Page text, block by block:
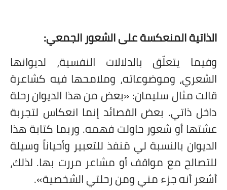
الذاتية المنعكسة على الشعور الجمعي:
وفيما يتعلّق بالدلالات النفسية، لديوانها
الشعري، وموضوعاته، وملامحها فيه كشاعرة
قالت مثال سليمان: «بعض من هذا الديوان رحلة
داخل ذاتي. بعض القصائد إنما انعكاس لتجربة
عشتها أو شعور حاولت فهمه. وربما كتابة هذا
الديوان بالنسبة لي مَنفذ للتعبير وأحياناً وسيلة
للتصالح مع مواقف أو مشاعر مررت بها. لذلك،
أشعر أنه جزء مني ومن رحلتي الشخصية».